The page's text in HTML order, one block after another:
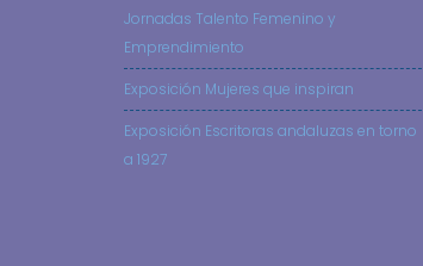
Jornadas Talento Femenino y
Emprendimiento
Exposición Mujeres que inspiran
Exposición Escritoras andaluzas en torno
a 1927